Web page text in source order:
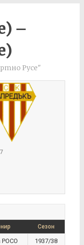
–
Русе"
Сезон
РОСО 1937/38